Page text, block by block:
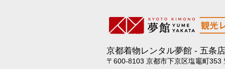
京都着物レンタル夢館 五条店
〒600-8103 京都市下京区塩竈町353